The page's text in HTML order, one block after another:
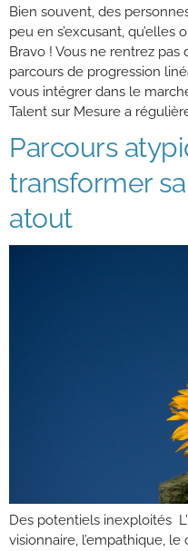
Bien souvent, des
peu en s’excusant,
Bravo ! Vous ne rentrez pas
parcours de progression
vous intégrer dans le
Talent sur Mesure a
Parcours
transformer
atout
Des potentiels inexploités
visionnaire, l’empathique,